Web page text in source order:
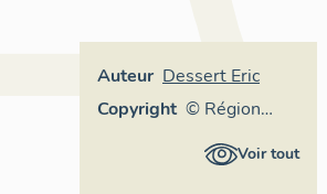
Auteur Dessert Eric
Copyright © Région
Rhône-Alpes,
Voir tout